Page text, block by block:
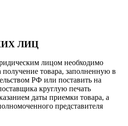
ЛИЦ
лицом необходимо
получение товара, заполненную в
РФ или поставить на
круглую печать
даты приемки товара, а
представителя